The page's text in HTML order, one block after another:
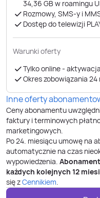
34,36 GB ​​​​​​​w roamingu
Rozmowy, SMS-y i
Dostęp do telewizji
Warunki oferty
Tylko online - aktywacja
Okres zobowiązania
Inne oferty
Ceny abonamentu
faktury i terminowych
marketingowych.
Po24. miesiącu umowę na
automatycznie na czas
wypowiedzenia.
każdych kolejnych 12
się zCennikiem.